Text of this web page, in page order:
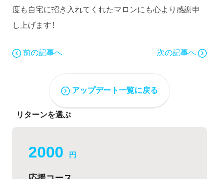
度も自宅に招き入れてくれたマロンにも心より感謝申
し上げます！
前の記事へ 次の記事へ
アップデート一覧に戻る
リターンを選ぶ
2000 円